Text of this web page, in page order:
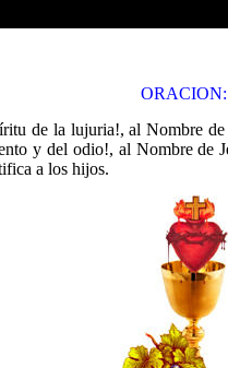
ORACION:
de la lujuria!, al Nombre
y del odio!, al Nombre de
a los hijos.